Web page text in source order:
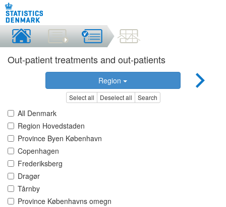
Out-patient treatments and out-patients
Region
Select all Deselect all Search
All Denmark
Region Hovedstaden
Province Byen København
Copenhagen
Frederiksberg
Dragør
Tårnby
Province Københavns omegn